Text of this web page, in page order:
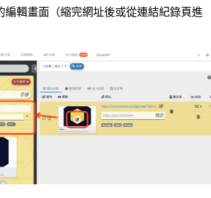
編輯畫面（縮完網址後或從連結紀錄頁進